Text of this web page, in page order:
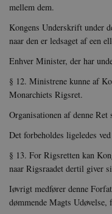
mellem dem.
Kongens Underskrift under
naar den er ledsaget af een
Enhver Minister, der har
§ 12. Ministrene kunne af
Monarchiets Rigsret.
Organisationen af denne Ret
Det forbeholdes ligeledes
§ 13. For Rigsretten kan
naar Rigsraadet dertil giver
Iøvrigt medfører denne
dømmende Magts